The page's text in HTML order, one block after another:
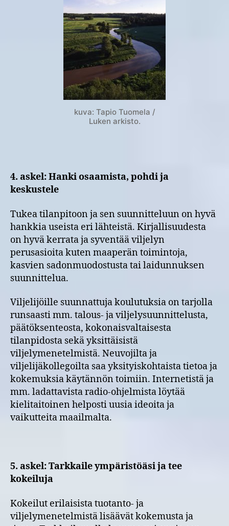
kuva: Tapio Tuomela /
Luken arkisto.
4. askel: Hanki osaamista, pohdi ja
keskustele
Tukea tilanpitoon ja sen suunnitteluun on hyvä
hankkia useista eri lähteistä. Kirjallisuudesta
on hyvä kerrata ja syventää viljelyn
perusasioita kuten maaperän toimintoja,
kasvien sadonmuodostusta tai laidunnuksen
suunnittelua.
Viljelijöille suunnattuja koulutuksia on tarjolla
runsaasti mm. talous- ja viljelysuunnittelusta,
päätöksenteosta, kokonaisvaltaisesta
tilanpidosta sekä yksittäisistä
viljelymenetelmistä. Neuvojilta ja
viljelijäkollegoilta saa yksityiskohtaista tietoa ja
kokemuksia käytännön toimiin. Internetistä ja
mm. ladattavista radio-ohjelmista löytää
kielitaitoinen helposti uusia ideoita ja
vaikutteita maailmalta.
5. askel: Tarkkaile ympäristöäsi ja tee
kokeiluja
Kokeilut erilaisista tuotanto- ja
viljelymenetelmistä lisäävät kokemusta ja